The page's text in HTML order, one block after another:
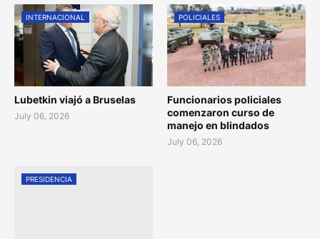
INTERNACIONAL
Lubetkin viajó a Bruselas
July 06, 2026
POLICIALES
Funcionarios policiales
comenzaron curso de
manejo en blindados
July 06, 2026
PRESIDENCIA